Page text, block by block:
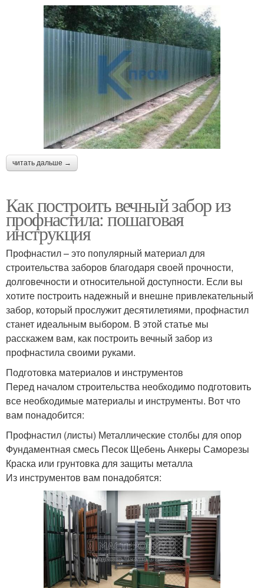
читать дальше →
Как построить вечный забор из
профнастила: пошаговая
инструкция
Профнастил – это популярный материал для
строительства заборов благодаря своей прочности,
долговечности и относительной доступности. Если вы
хотите построить надежный и внешне привлекательный
забор, который прослужит десятилетиями, профнастил
станет идеальным выбором. В этой статье мы
расскажем вам, как построить вечный забор из
профнастила своими руками.
Подготовка материалов и инструментов
Перед началом строительства необходимо подготовить
все необходимые материалы и инструменты. Вот что
вам понадобится:
Профнастил (листы) Металлические столбы для опор
Фундаментная смесь Песок Щебень Анкеры Саморезы
Краска или грунтовка для защиты металла
Из инструментов вам понадобятся: